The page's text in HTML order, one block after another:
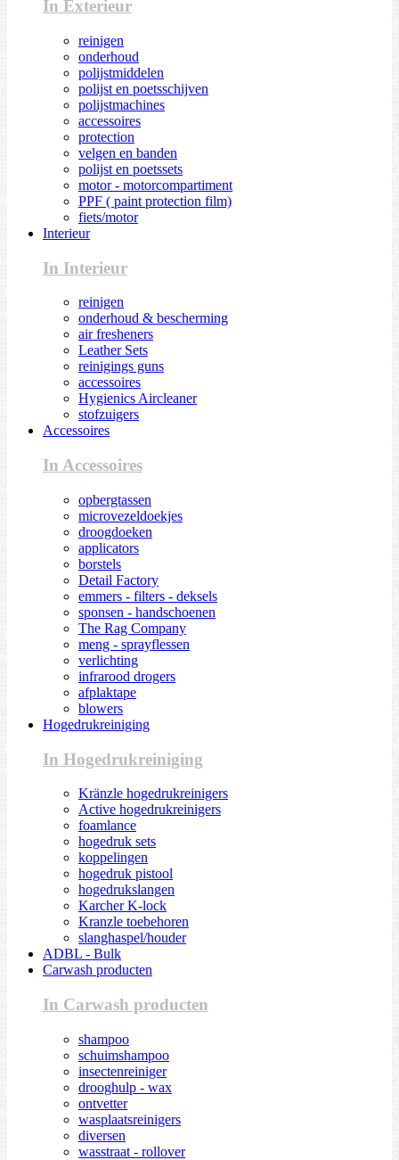
In Exterieur
reinigen
onderhoud
polijstmiddelen
polijst en poetsschijven
polijstmachines
accessoires
protection
velgen en banden
polijst en poetssets
motor - motorcompartiment
PPF ( paint protection film)
fiets/motor
Interieur
In Interieur
reinigen
onderhoud & bescherming
air fresheners
Leather Sets
reinigings guns
accessoires
Hygienics Aircleaner
stofzuigers
Accessoires
In Accessoires
opbergtassen
microvezeldoekjes
droogdoeken
applicators
borstels
Detail Factory
emmers - filters - deksels
sponsen - handschoenen
The Rag Company
meng - sprayflessen
verlichting
infrarood drogers
afplaktape
blowers
Hogedrukreiniging
In Hogedrukreiniging
Kränzle hogedrukreinigers
Active hogedrukreinigers
foamlance
hogedruk sets
koppelingen
hogedruk pistool
hogedrukslangen
Karcher K-lock
Kranzle toebehoren
slanghaspel/houder
ADBL - Bulk
Carwash producten
In Carwash producten
shampoo
schuimshampoo
insectenreiniger
drooghulp - wax
ontvetter
wasplaatsreinigers
diversen
wasstraat - rollover